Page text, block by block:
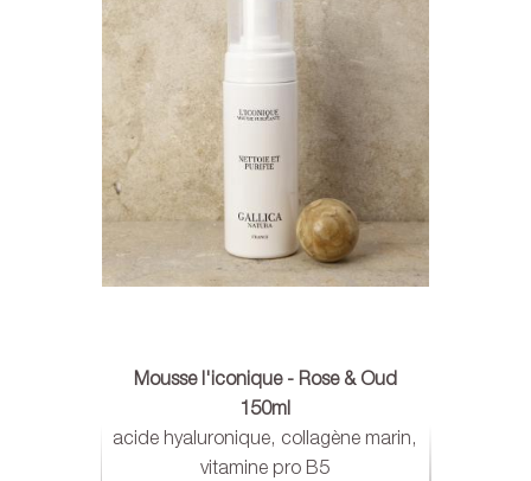
Mousse l'iconique - Rose & Oud
150ml
acide hyaluronique, collagène marin,
vitamine pro B5